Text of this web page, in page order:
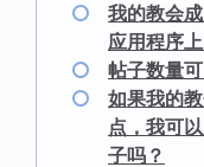
我的教会
应用程序
帖子数量
如果我的
点，我可
子吗？